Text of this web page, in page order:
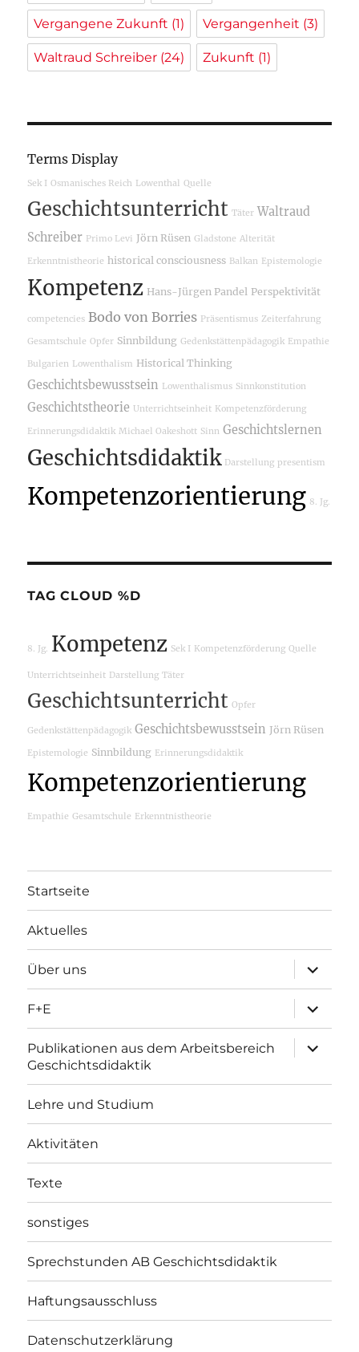
Vergangene Zukunft (1) Vergangenheit (3)
Waltraud Schreiber (24) Zukunft (1)
Terms Display
Sek I Osmanisches Reich Lowenthal Quelle
Geschichtsunterricht Täter Waltraud
Schreiber Primo Levi Jörn Rüsen Gladstone Alterität
Erkenntnistheorie historical consciousness Balkan Epistemologie
Kompetenz Hans-Jürgen Pandel Perspektivität
competencies Bodo von Borries Präsentismus Zeiterfahrung
Gesamtschule Opfer Sinnbildung Gedenkstättenpädagogik Empathie
Bulgarien Lowenthalism Historical Thinking
Geschichtsbewusstsein Lowenthalismus Sinnkonstitution
Geschichtstheorie Unterrichtseinheit Kompetenzförderung
Erinnerungsdidaktik Michael Oakeshott Sinn Geschichtslernen
Geschichtsdidaktik Darstellung presentism
Kompetenzorientierung 8. Jg.
TAG CLOUD %D
8. Jg. Kompetenz Sek I Kompetenzförderung Quelle
Unterrichtseinheit Darstellung Täter
Geschichtsunterricht Opfer
Gedenkstättenpädagogik Geschichtsbewusstsein Jörn Rüsen
Epistemologie Sinnbildung Erinnerungsdidaktik
Kompetenzorientierung
Empathie Gesamtschule Erkenntnistheorie
Startseite
Aktuelles
Über uns
öffnen
F+E
öffnen
Publikationen aus dem Arbeitsbereich
Geschichtsdidaktik
öffnen
Lehre und Studium
Aktivitäten
Texte
sonstiges
Sprechstunden AB Geschichtsdidaktik
Haftungsausschluss
Datenschutzerklärung